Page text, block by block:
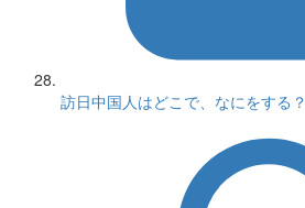
訪日中国人はどこで、なにをする？